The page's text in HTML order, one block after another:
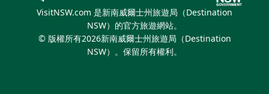
繽紛悉尼燈光音樂節
VisitNSW.com 是新南威爾士州旅遊局（Destination
NSW）的官方旅遊網站。
© 版權所有2026新南威爾士州旅遊局（Destination
NSW）。保留所有權利。